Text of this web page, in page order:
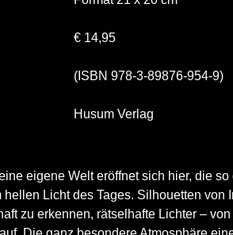
€ 14,95
(ISBN 978-3-89876-954-9)
Husum Verlag
eigene Welt eröffnet sich hier, die so
Licht des Tages. Silhouetten von
zu erkennen, rätselhafte Lichter –